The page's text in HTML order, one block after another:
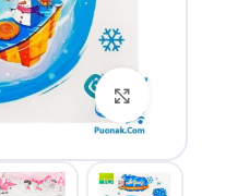
بزرگنمایی تصویر